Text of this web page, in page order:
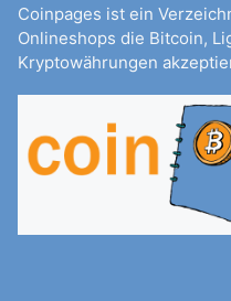
Coinpages ist ein
Onlineshops die Bitcoin,
Kryptowährungen